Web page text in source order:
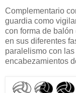
Complementario
guardia como
con forma de
en sus diferentes
paralelismo con
encabezamientos